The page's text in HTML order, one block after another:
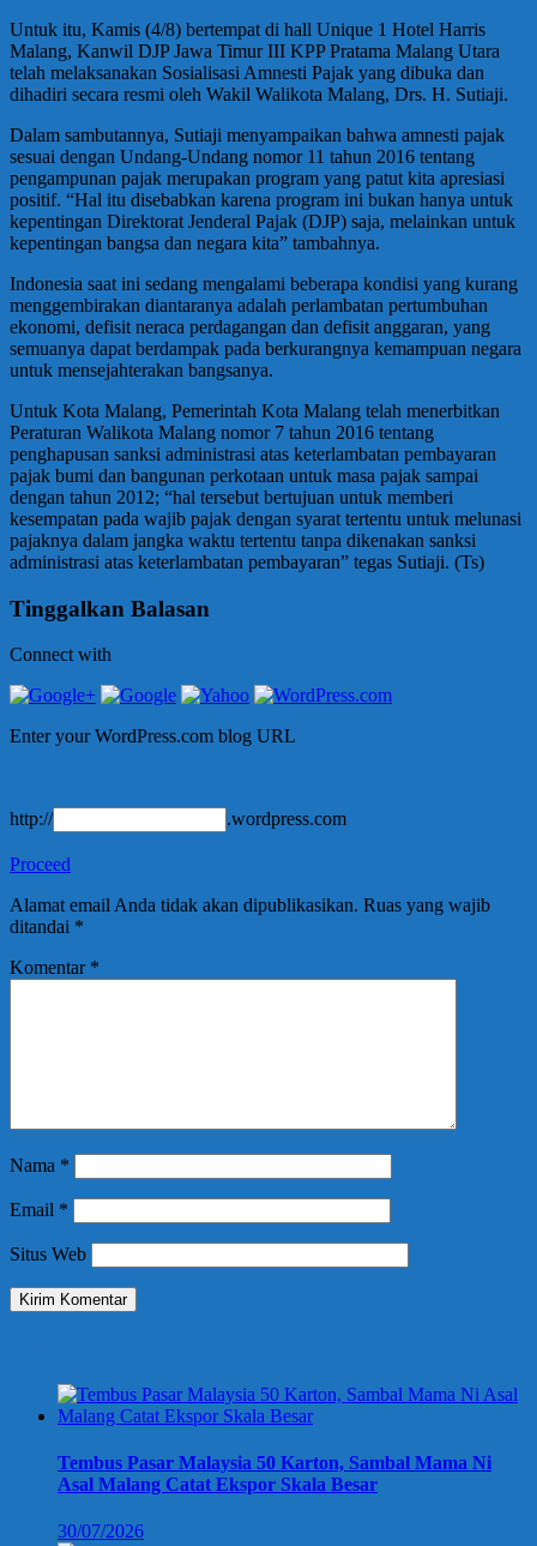
Untuk itu, Kamis (4/8) bertempat di hall Unique 1 Hotel Harris
Malang, Kanwil DJP Jawa Timur III KPP Pratama Malang Utara
telah melaksanakan Sosialisasi Amnesti Pajak yang dibuka dan
dihadiri secara resmi oleh Wakil Walikota Malang, Drs. H. Sutiaji.
Dalam sambutannya, Sutiaji menyampaikan bahwa amnesti pajak
sesuai dengan Undang-Undang nomor 11 tahun 2016 tentang
pengampunan pajak merupakan program yang patut kita apresiasi
positif. “Hal itu disebabkan karena program ini bukan hanya untuk
kepentingan Direktorat Jenderal Pajak (DJP) saja, melainkan untuk
kepentingan bangsa dan negara kita” tambahnya.
Indonesia saat ini sedang mengalami beberapa kondisi yang kurang
menggembirakan diantaranya adalah perlambatan pertumbuhan
ekonomi, defisit neraca perdagangan dan defisit anggaran, yang
semuanya dapat berdampak pada berkurangnya kemampuan negara
untuk mensejahterakan bangsanya.
Untuk Kota Malang, Pemerintah Kota Malang telah menerbitkan
Peraturan Walikota Malang nomor 7 tahun 2016 tentang
penghapusan sanksi administrasi atas keterlambatan pembayaran
pajak bumi dan bangunan perkotaan untuk masa pajak sampai
dengan tahun 2012; “hal tersebut bertujuan untuk memberi
kesempatan pada wajib pajak dengan syarat tertentu untuk melunasi
pajaknya dalam jangka waktu tertentu tanpa dikenakan sanksi
administrasi atas keterlambatan pembayaran” tegas Sutiaji. (Ts)
Tinggalkan Balasan
Connect with
Enter your WordPress.com blog URL
http:// .wordpress.com
Proceed
Alamat email Anda tidak akan dipublikasikan. Ruas yang wajib
ditandai *
Komentar *
Nama *
Email *
Situs Web
Tembus Pasar Malaysia 50 Karton, Sambal Mama Ni
Asal Malang Catat Ekspor Skala Besar
30/07/2026